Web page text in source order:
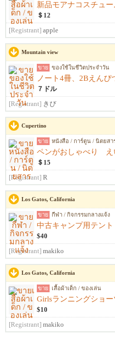
新品モアナコスチュー
＄12
[Registrant] apple
Mountain view
ขาย ของใช้ในชีวิตประจำวัน
ノート4冊、2Bえんぴ
７ドル
[Registrant] きび
Cupertino
ขาย หนังสือ / การ์ตูน / นิตยสา
ペンがおしゃべり
＄15
[Registrant] R
Los Gatos, California
ขาย กีฬา / กิจกรรมกลางแจ้ง
中古キャンプ用テント
$40
[Registrant] makiko
Los Gatos, California
ขาย เสื้อผ้าเด็ก / ของเล่น
Girlsランニングショ
$10
[Registrant] makiko